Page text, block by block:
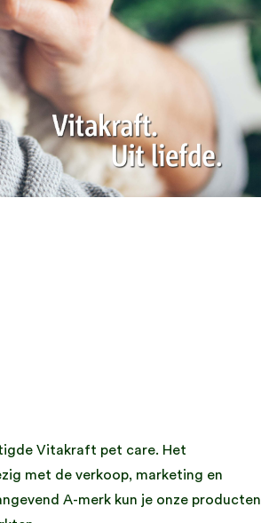
Vitakraft pet care. Het
met de verkoop, marketing en
A-merk kun je onze producten